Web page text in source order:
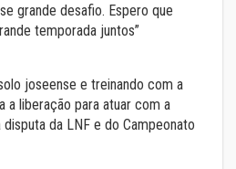
grande desafio. Espero que
temporada juntos”
joseense e treinando com a
a liberação para atuar com a
da LNF e do Campeonato